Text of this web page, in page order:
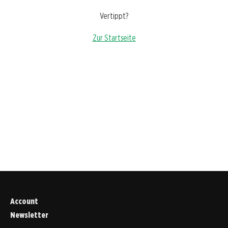
Vertippt?
Zur Startseite
Account
Newsletter